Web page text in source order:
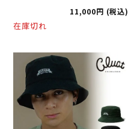
11,000
税込
在庫切れ